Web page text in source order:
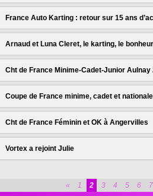
Jérémy
France Auto Karting : retour sur 15 ans
Arnaud et Luna Cleret, le karting, le
Cht de France Minime-Cadet-Junior Aulnay
Coupe de France minime, cadet et
Cht de France Féminin et OK à Angervilles
La saison FFSA Karting 2019 vient de débuter
Juho Valtanen et l'Emirati Jamie Day.
Vortex a rejoint Julie
« 1 2 3 4 5 6 7